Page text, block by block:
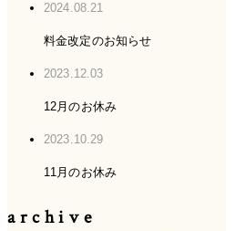
2024.08.21
料金改定のお知らせ
2023.12.03
12月のお休み
2023.10.29
11月のお休み
archive